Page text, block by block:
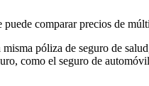
comparar precios de
póliza de seguro de
como el seguro de